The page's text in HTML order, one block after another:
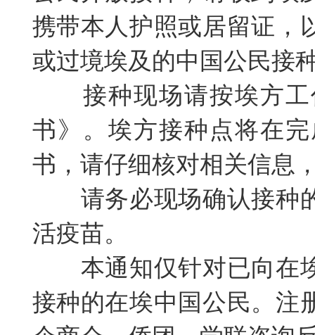
携带本人护照或居留证，
或过境埃及的中国公民接
接种现场请按埃方
书》。埃方接种点将在
书，请仔细核对相关信息
请务必现场确认接种
活疫苗。
本通知仅针对已向在
接种的在埃中国公民。注